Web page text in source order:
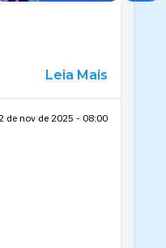
Leia Mais
de nov de 2025 - 08:00